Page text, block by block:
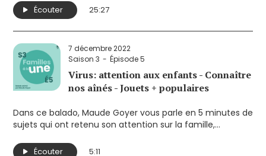
économiser.
Pour aller plus loin: Naître et grandir a choisi de consacrer
son dossier du magazine de janvier-février 2023 à ce
sujet.
Deux familles ont généreusement accepté d’y révéler
l’état de leurs finances personnelles aux expertes de
l’Association coopérative d’économie familiale (ACEF) de
leur région. Leur parcours pourra certainement inspirer
preuve de créativité et de beaucoup de résilience pour
contrôler leurs dépenses.
https://naitreetgrandir.com/fr/magazine/trouver-
Écouter 25:27
7 décembre 2022
Saison 3
Épisode 5
Virus: attention aux enfants - Connaître
nos aînés - Jouets + populaires
Dans ce balado, Maude Goyer vous parle en 5 minutes de
sujets qui ont retenu son attention sur la famille,
réflexion sur des enjeux qui touchent de près les parents.
Écouter 5:11